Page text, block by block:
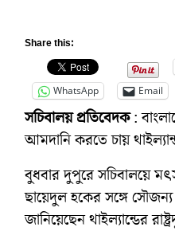
Share this:
WhatsApp
Email
সচিবালয় প্রতিবেদক:
আমদানি করতে চায়
বুধবার দুপুরে সচিবালয়ে
ছায়েদুল হকের সঙ্গে
জানিয়েছেন থাইল্যান্ডের